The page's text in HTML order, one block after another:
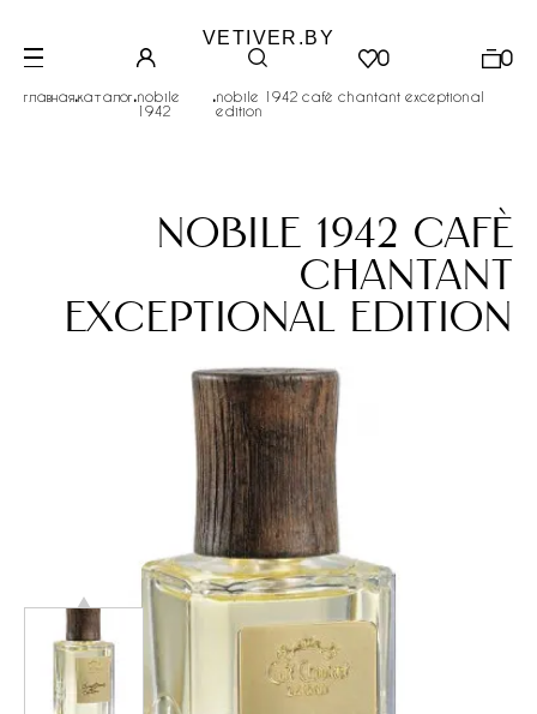
VETIVER.BY
0 0
главная.каталог.nobile
1942
.nobile 1942 cafè chantant exceptional
edition
nobile 1942 cafè
chantant
exceptional edition